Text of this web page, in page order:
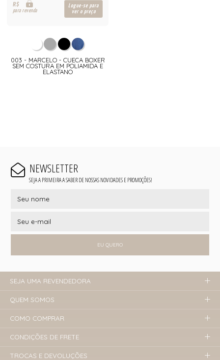
R$
para revenda
Logue-se para
ver o preço
003 - MARCELO - CUECA BOXER
SEM COSTURA EM POLIAMIDA E
ELASTANO
NEWSLETTER
SEJA A PRIMEIRA A SABER DE NOSSAS NOVIDADES E PROMOÇÕES!
EU QUERO
SEJA UMA REVENDEDORA
QUEM SOMOS
COMO COMPRAR
CONDIÇÕES DE FRETE
TROCAS E DEVOLUÇÕES